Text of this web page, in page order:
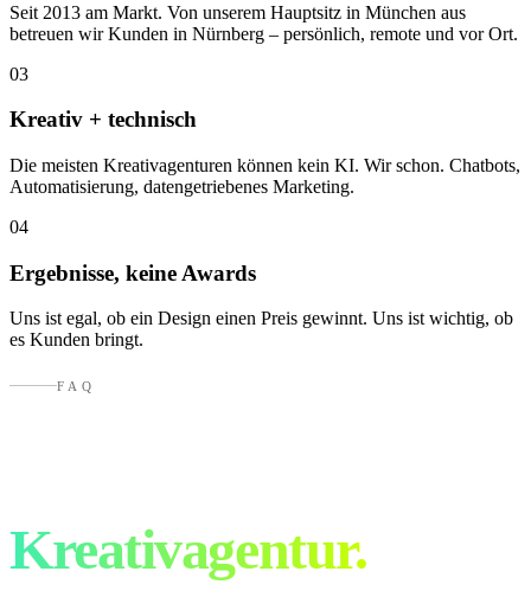
Seit 2013 am Markt. Von unserem Hauptsitz in München aus
betreuen wir Kunden in Nürnberg – persönlich, remote und vor Ort.
03
Kreativ + technisch
Die meisten Kreativagenturen können kein KI. Wir schon. Chatbots,
Automatisierung, datengetriebenes Marketing.
04
Ergebnisse, keine Awards
Uns ist egal, ob ein Design einen Preis gewinnt. Uns ist wichtig, ob
es Kunden bringt.
FAQ
Kreativagentur.